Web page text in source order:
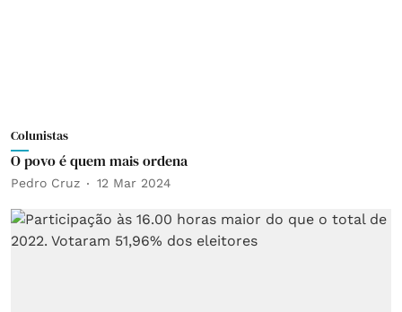
Colunistas
O povo é quem mais ordena
Pedro Cruz 12 Mar 2024